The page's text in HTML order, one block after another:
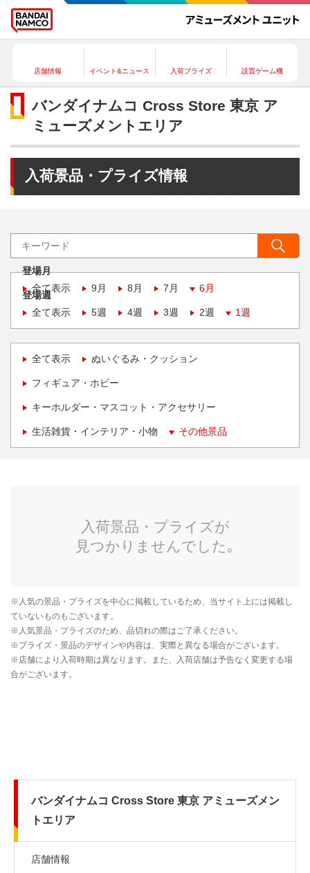
店舗情報 イベント&ニュース 入荷プライズ 設置ゲーム機
バンダイナムコ Cross Store 東京 ア
ミューズメントエリア
入荷景品・プライズ情報
登場月
全て表示
9月 8月 7月 6月
登場週
全て表示
5週 4週 3週 2週 1週
全て表示 ぬいぐるみ・クッション
フィギュア・ホビー
キーホルダー・マスコット・アクセサリー
生活雑貨・インテリア・小物 その他景品
バンダイナムコ Cross Store 東京 アミューズメン
トエリア
店舗情報